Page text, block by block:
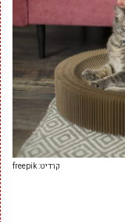
קרדיט: freepik